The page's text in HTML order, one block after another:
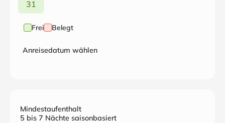
31
Frei Belegt
Anreisedatum wählen
Mindestaufenthalt
5 bis 7 Nächte saisonbasiert